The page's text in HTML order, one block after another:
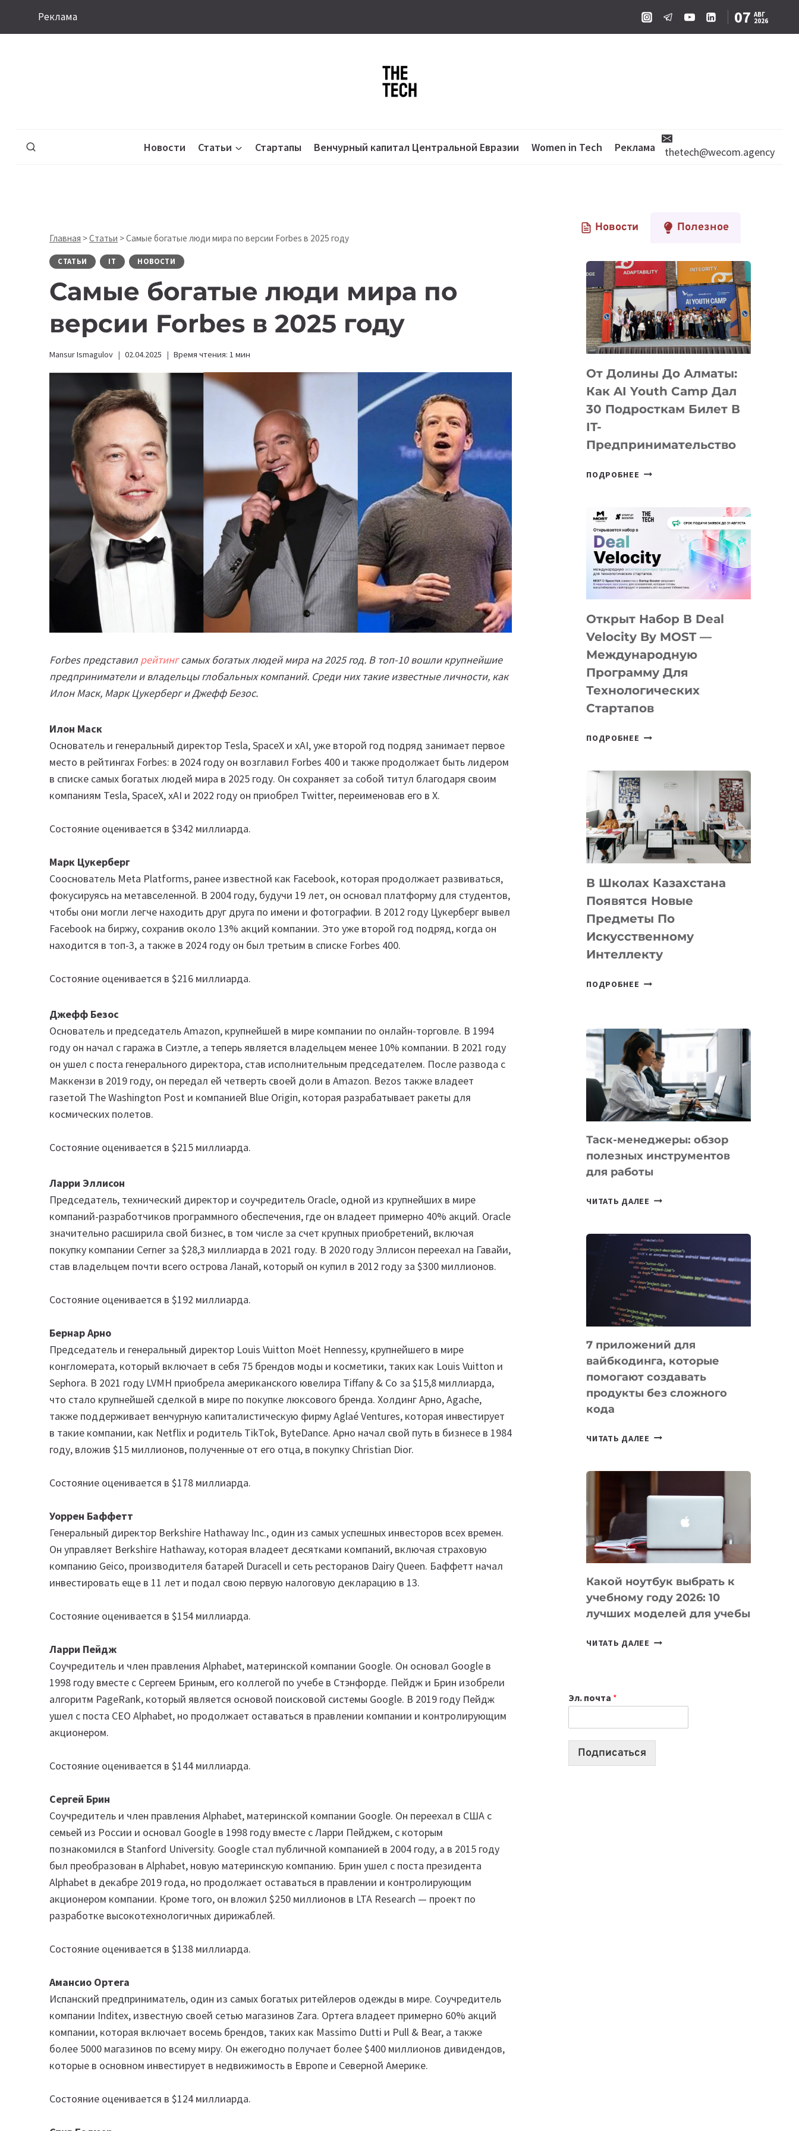
Реклама 07 АВГ
2026
Новости Статьи Стартапы Венчурный капитал Центральной Евразии Women in Tech Реклама thetech@wecom.agency
Главная >Статьи >Самые богатые люди мира по версии Forbes в 2025 году
СТАТЬИ IT НОВОСТИ
Самые богатые люди мира по
версии Forbes в 2025 году
Mansur Ismagulov 02.04.2025 Время чтения: 1 мин
Forbes представилрейтингсамых богатых людей мира на 2025 год. В топ-10 вошли крупнейшие
предприниматели и владельцы глобальных компаний. Среди них такие известные личности, как
Илон Маск, Марк Цукерберг и Джефф Безос.
Илон Маск
Основатель и генеральный директор Tesla, SpaceX и xAI, уже второй год подряд занимает первое
место в рейтингах Forbes: в 2024 году он возглавил Forbes 400 и также продолжает быть лидером
в списке самых богатых людей мира в 2025 году. Он сохраняет за собой титул благодаря своим
компаниям Tesla, SpaceX, xAI и 2022 году он приобрел Twitter, переименовав его в X.
Состояние оценивается в $342 миллиарда.
Марк Цукерберг
Сооснователь Meta Platforms, ранее известной как Facebook, которая продолжает развиваться,
фокусируясь на метавселенной. В 2004 году, будучи 19 лет, он основал платформу для студентов,
чтобы они могли легче находить друг друга по имени и фотографии. В 2012 году Цукерберг вывел
Facebook на биржу, сохранив около 13% акций компании. Это уже второй год подряд, когда он
находится в топ-3, а также в 2024 году он был третьим в списке Forbes 400.
Состояние оценивается в $216 миллиарда.
Джефф Безос
Основатель и председатель Amazon, крупнейшей в мире компании по онлайн-торговле. В 1994
году он начал с гаража в Сиэтле, а теперь является владельцем менее 10% компании. В 2021 году
он ушел с поста генерального директора, став исполнительным председателем. После развода с
Маккензи в 2019 году, он передал ей четверть своей доли в Amazon. Bezos также владеет
газетой The Washington Post и компанией Blue Origin, которая разрабатывает ракеты для
космических полетов.
Состояние оценивается в $215 миллиарда.
Ларри Эллисон
Председатель, технический директор и соучредитель Oracle, одной из крупнейших в мире
компаний-разработчиков программного обеспечения, где он владеет примерно 40% акций. Oracle
значительно расширила свой бизнес, в том числе за счет крупных приобретений, включая
покупку компании Cerner за $28,3 миллиарда в 2021 году. В 2020 году Эллисон переехал на Гавайи,
став владельцем почти всего острова Ланай, который он купил в 2012 году за $300 миллионов.
Состояние оценивается в $192 миллиарда.
Бернар Арно
Председатель и генеральный директор Louis Vuitton Moët Hennessy, крупнейшего в мире
конгломерата, который включает в себя 75 брендов моды и косметики, таких как Louis Vuitton и
Sephora. В 2021 году LVMH приобрела американского ювелира Tiffany & Co за $15,8 миллиарда,
что стало крупнейшей сделкой в мире по покупке люксового бренда. Холдинг Арно, Agache,
также поддерживает венчурную капиталистическую фирму Aglaé Ventures, которая инвестирует
в такие компании, как Netflix и родитель TikTok, ByteDance. Арно начал свой путь в бизнесе в 1984
году, вложив $15 миллионов, полученные от его отца, в покупку Christian Dior.
Состояние оценивается в $178 миллиарда.
Уоррен Баффетт
Генеральный директор Berkshire Hathaway Inc., один из самых успешных инвесторов всех времен.
Он управляет Berkshire Hathaway, которая владеет десятками компаний, включая страховую
компанию Geico, производителя батарей Duracell и сеть ресторанов Dairy Queen. Баффетт начал
инвестировать еще в 11 лет и подал свою первую налоговую декларацию в 13.
Состояние оценивается в $154 миллиарда.
Ларри Пейдж
Соучредитель и член правления Alphabet, материнской компании Google. Он основал Google в
1998 году вместе с Сергеем Бриным, его коллегой по учебе в Стэнфорде. Пейдж и Брин изобрели
алгоритм PageRank, который является основой поисковой системы Google. В 2019 году Пейдж
ушел с поста CEO Alphabet, но продолжает оставаться в правлении компании и контролирующим
акционером.
Состояние оценивается в $144 миллиарда.
Сергей Брин
Соучредитель и член правления Alphabet, материнской компании Google. Он переехал в США с
семьей из России и основал Google в 1998 году вместе с Ларри Пейджем, с которым
познакомился в Stanford University. Google стал публичной компанией в 2004 году, а в 2015 году
был преобразован в Alphabet, новую материнскую компанию. Брин ушел с поста президента
Alphabet в декабре 2019 года, но продолжает оставаться в правлении и контролирующим
акционером компании. Кроме того, он вложил $250 миллионов в LTA Research — проект по
разработке высокотехнологичных дирижаблей.
Состояние оценивается в $138 миллиарда.
Амансио Ортега
Испанский предприниматель, один из самых богатых ритейлеров одежды в мире. Соучредитель
компании Inditex, известную своей сетью магазинов Zara. Ортега владеет примерно 60% акций
компании, которая включает восемь брендов, таких как Massimo Dutti и Pull & Bear, а также
более 5000 магазинов по всему миру. Он ежегодно получает более $400 миллионов дивидендов,
которые в основном инвестирует в недвижимость в Европе и Северной Америке.
Состояние оценивается в $124 миллиарда.
Новости Полезное
От Долины До Алматы:
Как AI Youth Camp Дал
30 Подросткам Билет В
IT-
Предпринимательство
ПОДРОБНЕЕ ОТ
АЛМАТЫ:
YOUTH
CAMP
ДАЛ
ПОДРОСТКАМ
БИЛЕТ
IT-
ПРЕДПРИНИМАТЕЛЬСТВО
Открыт Набор В Deal
Velocity By MOST —
Международную
Программу Для
Технологических
Стартапов
ПОДРОБНЕЕ ОТКРЫТ
DEAL
VELOCITY
MOST
—
МЕЖДУНАРОДНУЮ
ДЛЯ
ТЕХНОЛОГИЧЕСКИХ
СТАРТАПОВ
В Школах Казахстана
Появятся Новые
Предметы По
Искусственному
Интеллекту
ПОДРОБНЕЕ
НОВЫЕ
ПРЕДМЕТЫ
ПО
ИСКУССТВЕННОМУ
ИНТЕЛЛЕКТУ
Таск-менеджеры: обзор
полезных инструментов
для работы
ЧИТАТЬ ДАЛЕЕ ТАСК-
ПОЛЕЗНЫХ
ИНСТРУМЕНТОВ
ДЛЯ
РАБОТЫ
7 приложений для
вайбкодинга, которые
помогают создавать
продукты без сложного
кода
ЧИТАТЬ ДАЛЕЕ
КОТОРЫЕ
СОЗДАВАТЬ
БЕЗ
КОДА
Какой ноутбук выбрать к
учебному году 2026: 10
лучших моделей для учебы
ЧИТАТЬ ДАЛЕЕ КАКОЙ
2026:
10
Эл. почта *
Подписаться